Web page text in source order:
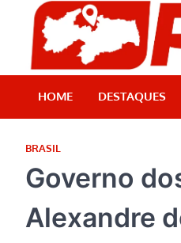
content
HOME DESTAQUES
BRASIL
Governo
Alexandre